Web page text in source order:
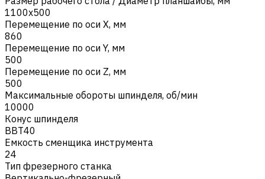
1100х500
Перемещение по оси X, мм
860
Перемещение по оси Y, мм
500
Перемещение по оси Z, мм
500
Максимальные обороты шпинделя, об/мин
10000
Конус шпинделя
BBT40
Емкость сменщика инструмента
24
Тип фрезерного станка